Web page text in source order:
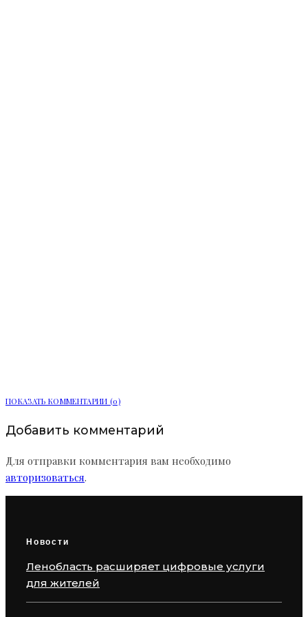
ПОКАЗАТЬ КОММЕНТАРИИ (0)
Добавить комментарий
Для отправки комментария вам необходимо
авторизоваться.
Новости
Ленобласть расширяет цифровые услуги
для жителей